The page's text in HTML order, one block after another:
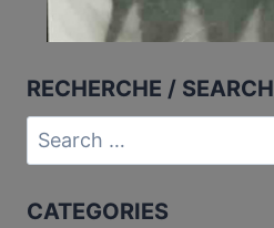
RECHERCHE / SEARCH
Search
for:
CATEGORIES